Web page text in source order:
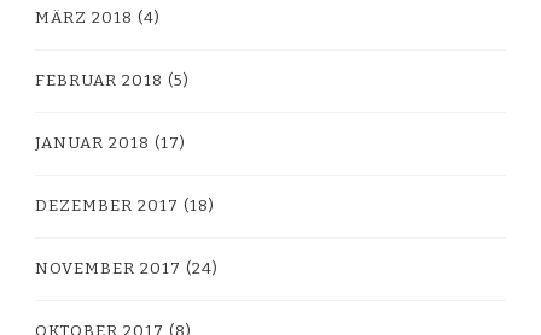
MÄRZ 2018 (4)
FEBRUAR 2018 (5)
JANUAR 2018 (17)
DEZEMBER 2017 (18)
NOVEMBER 2017 (24)
OKTOBER 2017 (8)